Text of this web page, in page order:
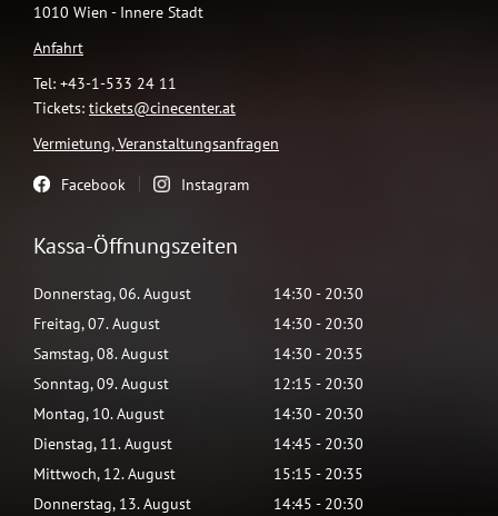
1010 Wien - Innere Stadt
Anfahrt
Tel: +43-1-533 24 11
Tickets: tickets@cinecenter.at
Vermietung, Veranstaltungsanfragen
Facebook Instagram
Kassa-Öffnungszeiten
Donnerstag,06.August 14:30 - 20:30
Freitag,07.August 14:30 - 20:30
Samstag,08.August 14:30 - 20:35
Sonntag,09.August 12:15 - 20:30
Montag, 10.August 14:30 - 20:30
Dienstag, 11.August 14:45 - 20:30
Mittwoch, 12.August 15:15 - 20:35
Donnerstag, 13.August 14:45 - 20:30